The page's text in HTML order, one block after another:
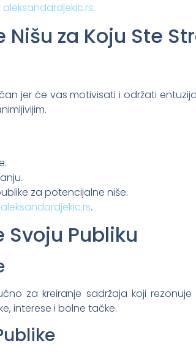
aleksandardjekic.rs.
Nišu za Koju Ste
jer će vas motivisati i održati
za potencijalne niše.
aleksandardjekic.rs.
Svoju Publiku
za kreiranje sadržaja koji
interese i bolne tačke.